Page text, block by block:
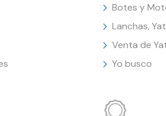
Botes y
Lanchas,
Venta de
Yo busco